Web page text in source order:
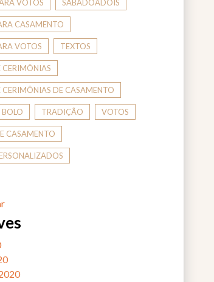
VOTOS SABADOADOIS
CASAMENTO
VOTOS TEXTOS
CERIMÔNIAS
CERIMÔNIAS DE CASAMENTO
TRADIÇÃO VOTOS
CASAMENTO